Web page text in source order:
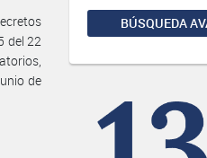
BÚSQUEDA
del 22
de